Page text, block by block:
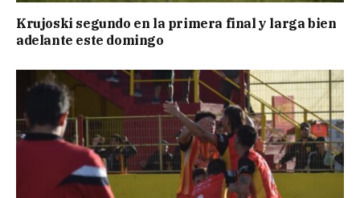
Krujoski segundo en la primera final y larga bien
adelante este domingo